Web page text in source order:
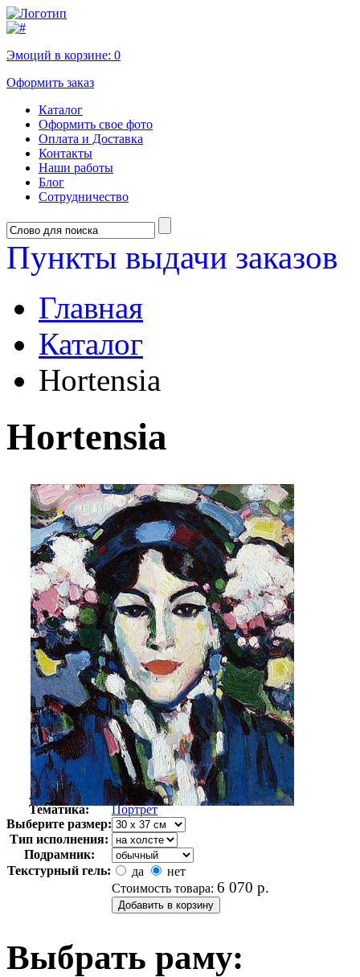
Эмоций в корзине: 0
Оформить заказ
Каталог
Оформить свое фото
Оплата и Доставка
Контакты
Наши работы
Блог
Сотрудничество
Пункты выдачи заказов
Главная
Каталог
Hortensia
Hortensia
Автор:
Фергюссон Джон
Арт-стиль
Импрессионизм
Тематика:
Портрет
Выберите размер:
Тип исполнения:
Подрамник:
Текстурный гель:
да
нет
Стоимость товара: 6 070 р.
Выбрать раму: